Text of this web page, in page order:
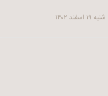
شنبه ۱۹ اسفند ۱۴۰۲